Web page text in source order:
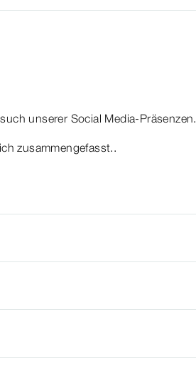
unserer Social Media-Präsenzen.
zusammengefasst..